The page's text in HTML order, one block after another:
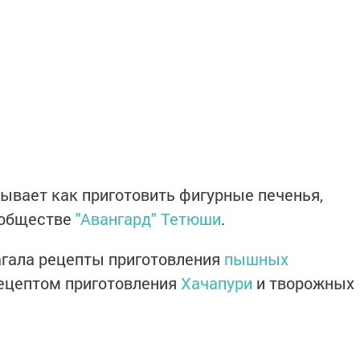
как приготовить фигурные печенья,
"Авангард" Тетюши.
рецепты приготовления пышных
приготовления Хачапури и творожных